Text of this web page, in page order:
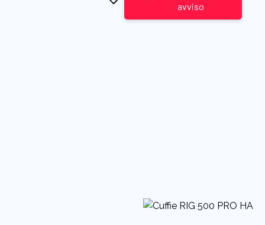
avviso